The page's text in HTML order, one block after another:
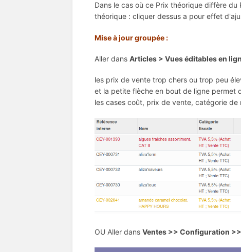
Dans le cas où ce Prix théorique diffère du
théorique : cliquer dessus a pour effet
Mise à jour groupée :
Aller dans Articles > Vues éditables en
les prix de vente trop chers ou trop peu
et la petite flèche en bout de ligne permet
les cases coût, prix de vente, catégorie de
OU Aller dans Ventes >> Configuration